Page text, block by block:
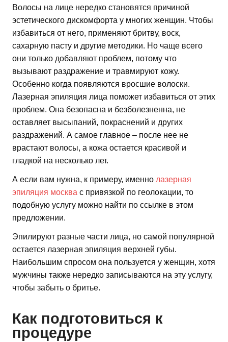
Волосы на лице нередко становятся причиной
эстетического дискомфорта у многих женщин. Чтобы
избавиться от него, применяют бритву, воск,
сахарную пасту и другие методики. Но чаще всего
они только добавляют проблем, потому что
вызывают раздражение и травмируют кожу.
Особенно когда появляются вросшие волоски.
Лазерная эпиляция лица поможет избавиться от этих
проблем. Она безопасна и безболезненна, не
оставляет высыпаний, покраснений и других
раздражений. А самое главное – после нее не
врастают волосы, а кожа остается красивой и
гладкой на несколько лет.
А если вам нужна, к примеру, именно лазерная
эпиляция москва с привязкой по геолокации, то
подобную услугу можно найти по ссылке в этом
предложении.
Эпилируют разные части лица, но самой популярной
остается лазерная эпиляция верхней губы.
Наибольшим спросом она пользуется у женщин, хотя
мужчины также нередко записываются на эту услугу,
чтобы забыть о бритье.
Как подготовиться к
процедуре